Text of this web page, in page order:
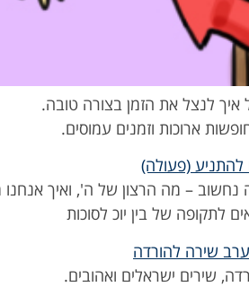
איך לנצל את הזמן בצורה טובה.
ארוכות וזמנים עמוסים.
– מה הרצון של ה', ואיך אנחנו
לתקופה של בין יוכ לסוכות
שירים ישראלים ואהובים.